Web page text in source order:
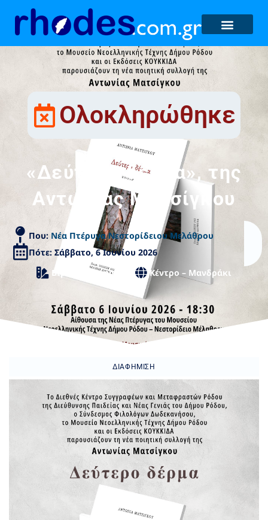
Ολοκληρώθηκε
«Δεύτερο δέρμα», της
Αντωνίας Ματσίγκου
Που: Νέα Πτέρυγα Νεστορίδειου Μελάθρου
Πότε: Σάββατο, 6 Ιουνίου 2026
Βιβλίο / Ποίηση
Κέντρο – Μανδράκι
ΔΙΑΦΉΜΙΣΗ